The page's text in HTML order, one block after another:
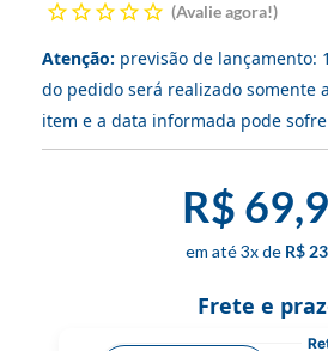
Avalie agora!
Atenção: previsão de lançamento:
do pedido será realizado somente
item e a data informada pode
R$
3x R$
Frete e